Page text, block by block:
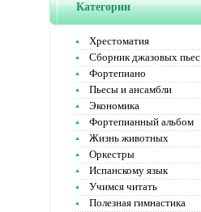
Категории
Хрестоматия
Сборник джазовых пьес
Фортепиано
Пьесы и ансамбли
Экономика
Фортепианный альбом
Жизнь животных
Оркестры
Испанскому язык
Учимся читать
Полезная гимнастика